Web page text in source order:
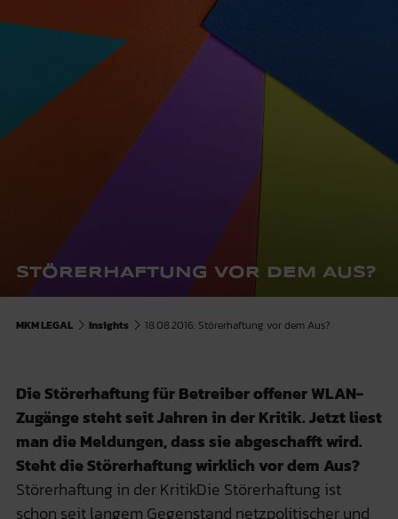
STÖRERHAFTUNG VOR DEM AUS?
MKM LEGAL Insights 18.08.2016: Störerhaftung vor dem Aus?
Die Störerhaftung für Betreiber offener WLAN-
Zugänge steht seit Jahren in der Kritik. Jetzt liest
man die Meldungen, dass sie abgeschafft wird.
Steht die Störerhaftung wirklich vor dem Aus?
Störerhaftung in der KritikDie Störerhaftung ist
schon seit langem Gegenstand netzpolitischer und